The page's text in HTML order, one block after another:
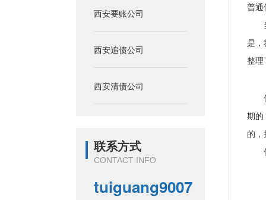
西安要账公司
西安追债公司
西安清债公司
联系方式
CONTACT INFO
tuiguang9007
普
当
是
整理
债
期
的
但
（